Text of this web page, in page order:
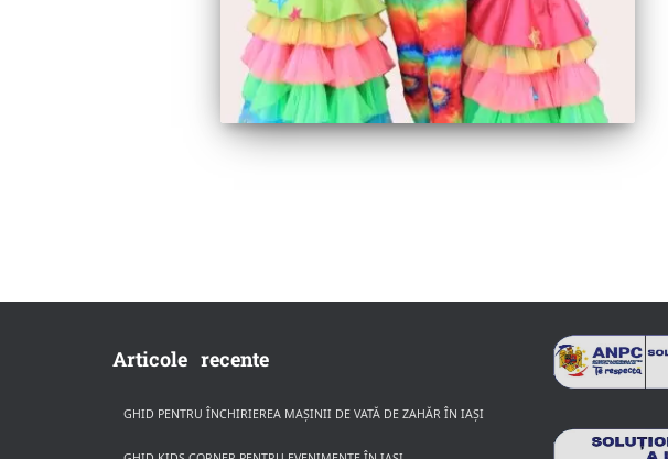
Articole recente
GHID PENTRU ÎNCHIRIEREA MAȘINII DE VATĂ DE ZAHĂR ÎN IAȘI